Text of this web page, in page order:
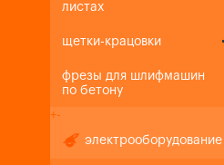
листах
щетки-крацовки
фрезы для шлифмашин
по бетону
+-
электрооборудование